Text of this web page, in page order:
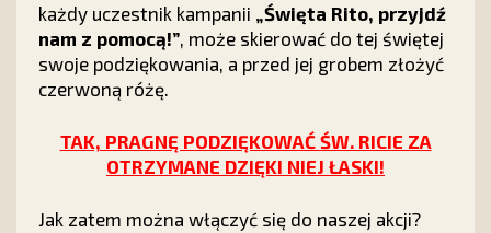
każdy uczestnik kampanii
„Święta Rito, przyjdź
nam z pomocą!” , może skierować do tej świętej
swoje podziękowania, a przed jej grobem złożyć
czerwoną różę.
TAK, PRAGNĘ PODZIĘKOWAĆ ŚW. RICIE ZA
OTRZYMANE DZIĘKI NIEJ ŁASKI!
Jak zatem można włączyć się do naszej akcji?